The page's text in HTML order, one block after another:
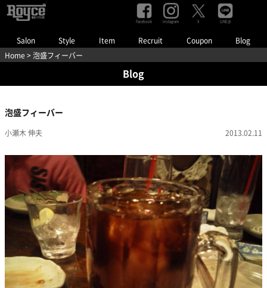
Salon Style Item Recruit Coupon Blog
Facebook Instagram X LINE@
Home > 泡盛フィーバー
Blog
泡盛フィーバー
小瀬木 伸夫 2013.02.11